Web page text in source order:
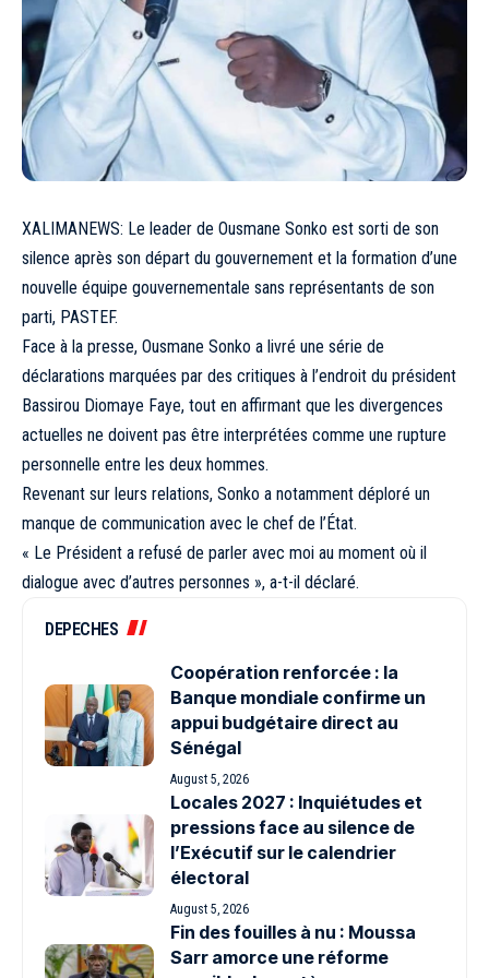
XALIMANEWS: Le leader de Ousmane Sonko est sorti de son
silence après son départ du gouvernement et la formation d’une
nouvelle équipe gouvernementale sans représentants de son
parti, PASTEF.
Face à la presse, Ousmane Sonko a livré une série de
déclarations marquées par des critiques à l’endroit du président
Bassirou Diomaye Faye, tout en affirmant que les divergences
actuelles ne doivent pas être interprétées comme une rupture
personnelle entre les deux hommes.
Revenant sur leurs relations, Sonko a notamment déploré un
manque de communication avec le chef de l’État.
« Le Président a refusé de parler avec moi au moment où il
dialogue avec d’autres personnes », a-t-il déclaré.
DEPECHES
Coopération renforcée : la
Banque mondiale confirme un
appui budgétaire direct au
Sénégal
August 5, 2026
Locales 2027 : Inquiétudes et
pressions face au silence de
l’Exécutif sur le calendrier
électoral
August 5, 2026
Fin des fouilles à nu : Moussa
Sarr amorce une réforme